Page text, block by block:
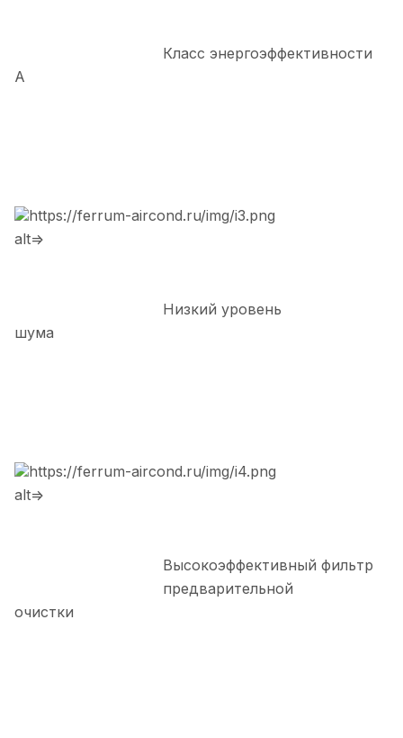
Класс энергоэффективности
А
https://ferrum-aircond.ru/img/i3.png
alt=>
Низкий уровень
шума
https://ferrum-aircond.ru/img/i4.png
alt=>
Высокоэффективный фильтр
предварительной
очистки